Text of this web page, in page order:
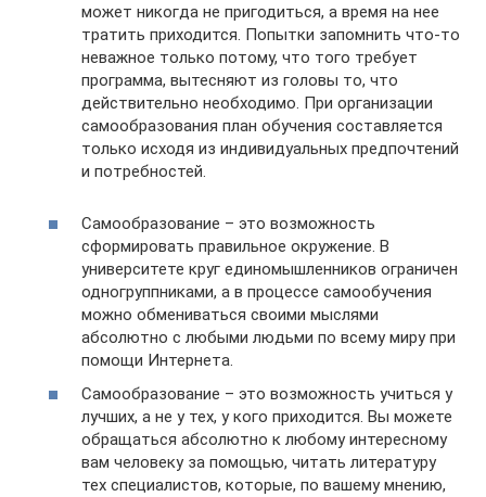
может никогда не пригодиться, а время на нее
тратить приходится. Попытки запомнить что-то
неважное только потому, что того требует
программа, вытесняют из головы то, что
действительно необходимо. При организации
самообразования план обучения составляется
только исходя из индивидуальных предпочтений
и потребностей.
Самообразование – это возможность
сформировать правильное окружение. В
университете круг единомышленников ограничен
одногруппниками, а в процессе самообучения
можно обмениваться своими мыслями
абсолютно с любыми людьми по всему миру при
помощи Интернета.
Самообразование – это возможность учиться у
лучших, а не у тех, у кого приходится. Вы можете
обращаться абсолютно к любому интересному
вам человеку за помощью, читать литературу
тех специалистов, которые, по вашему мнению,